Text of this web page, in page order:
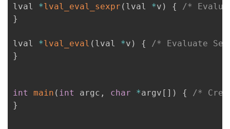
lval *lval_eval_sexpr ( lval *v ) {
/*
}
lval *lval_eval ( lval *v ) {
/* Evaluate
}
int main ( int argc , char *argv [ ] ) {
/*
}